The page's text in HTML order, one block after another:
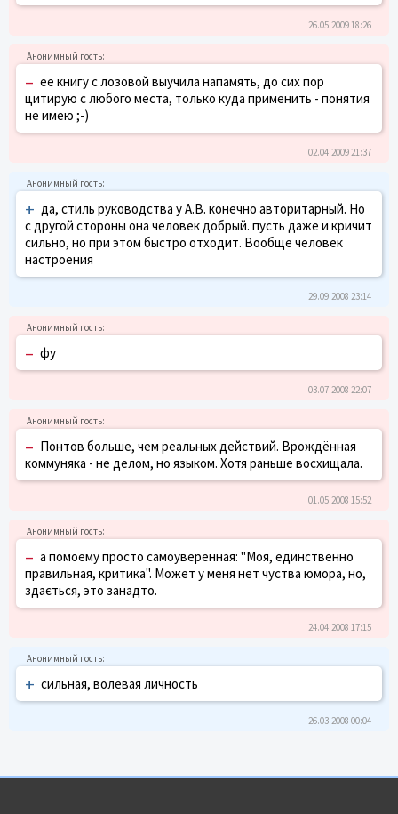
26.05.2009 18:26
– ее книгу с лозовой выучила напамять, до сих пор
цитирую с любого места, только куда применить - понятия
не имею ;-)
02.04.2009 21:37
+ да, стиль руководства у А.В. конечно авторитарный. Но
с другой стороны она человек добрый. пусть даже и кричит
сильно, но при этом быстро отходит. Вообще человек
настроения
29.09.2008 23:14
– фу
03.07.2008 22:07
– Понтов больше, чем реальных действий. Врождённая
коммуняка - не делом, но языком. Хотя раньше восхищала.
01.05.2008 15:52
– а помоему просто самоуверенная: "Моя, единственно
правильная, критика". Может у меня нет чуства юмора, но,
здається, это занадто.
24.04.2008 17:15
+ сильная, волевая личность
26.03.2008 00:04